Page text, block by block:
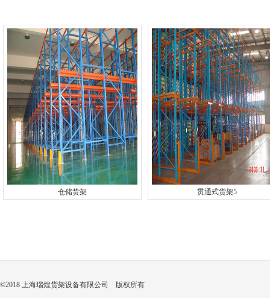
仓储货架 贯通式货架5
©2018 上海瑞煌货架设备有限公司 版权所有